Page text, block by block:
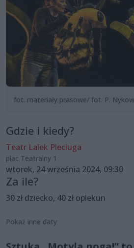
fot. materiały prasowe/ fot. P.
Gdzie i kiedy?
Teatr Lalek Pleciuga
plac Teatralny 1
wtorek, 24 września 2024, 09:30
Za ile?
30 zł dziecko, 40 zł opiekun
Pokaż inne daty